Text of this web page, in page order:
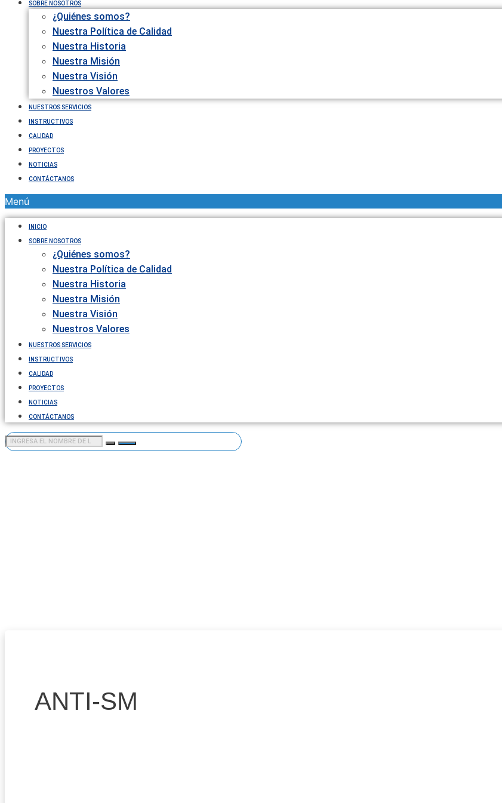
SOBRE NOSOTROS
¿Quiénes somos?
Nuestra Política de Calidad
Nuestra Historia
Nuestra Misión
Nuestra Visión
Nuestros Valores
NUESTROS SERVICIOS
INSTRUCTIVOS
CALIDAD
PROYECTOS
NOTICIAS
CONTÁCTANOS
Menú
INICIO
SOBRE NOSOTROS
¿Quiénes somos?
Nuestra Política de Calidad
Nuestra Historia
Nuestra Misión
Nuestra Visión
Nuestros Valores
NUESTROS SERVICIOS
INSTRUCTIVOS
CALIDAD
PROYECTOS
NOTICIAS
CONTÁCTANOS
ANTI-SM